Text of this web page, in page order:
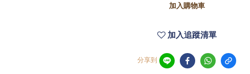
加入購物車
加入追蹤清單
分享到